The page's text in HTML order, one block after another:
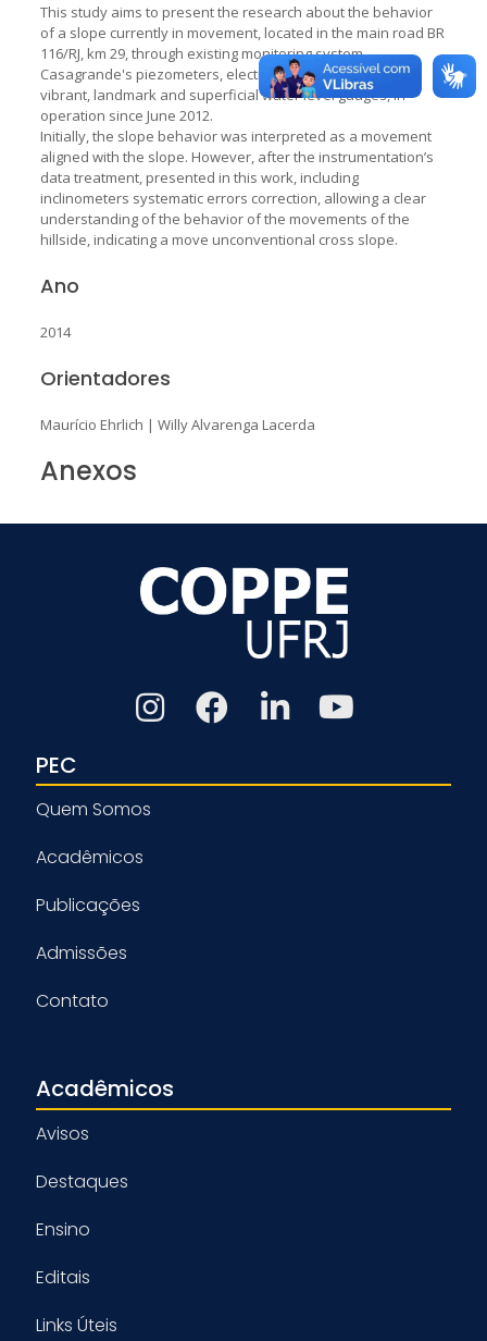
This study aims to present the research about the behavior
of a slope currently in movement, located in the main road BR
116/RJ, km 29, through existing monitoring system,
Casagrande's piezometers, electrical piezometers twine
vibrant, landmark and superficial water level gauges, in
operation since June 2012.
Initially, the slope behavior was interpreted as a movement
aligned with the slope. However, after the instrumentation’s
data treatment, presented in this work, including
inclinometers systematic errors correction, allowing a clear
understanding of the behavior of the movements of the
hillside, indicating a move unconventional cross slope.
Ano
2014
Orientadores
Maurício Ehrlich | Willy Alvarenga Lacerda
Anexos
PEC
Quem Somos
Acadêmicos
Publicações
Admissões
Contato
Acadêmicos
Avisos
Destaques
Ensino
Editais
Links Úteis